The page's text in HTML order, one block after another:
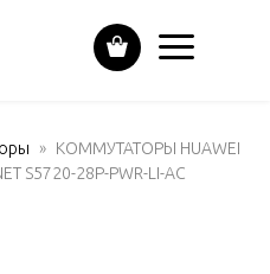
КОММУТАТОРЫ HUAWEI
S5720-28P-PWR-LI-AC